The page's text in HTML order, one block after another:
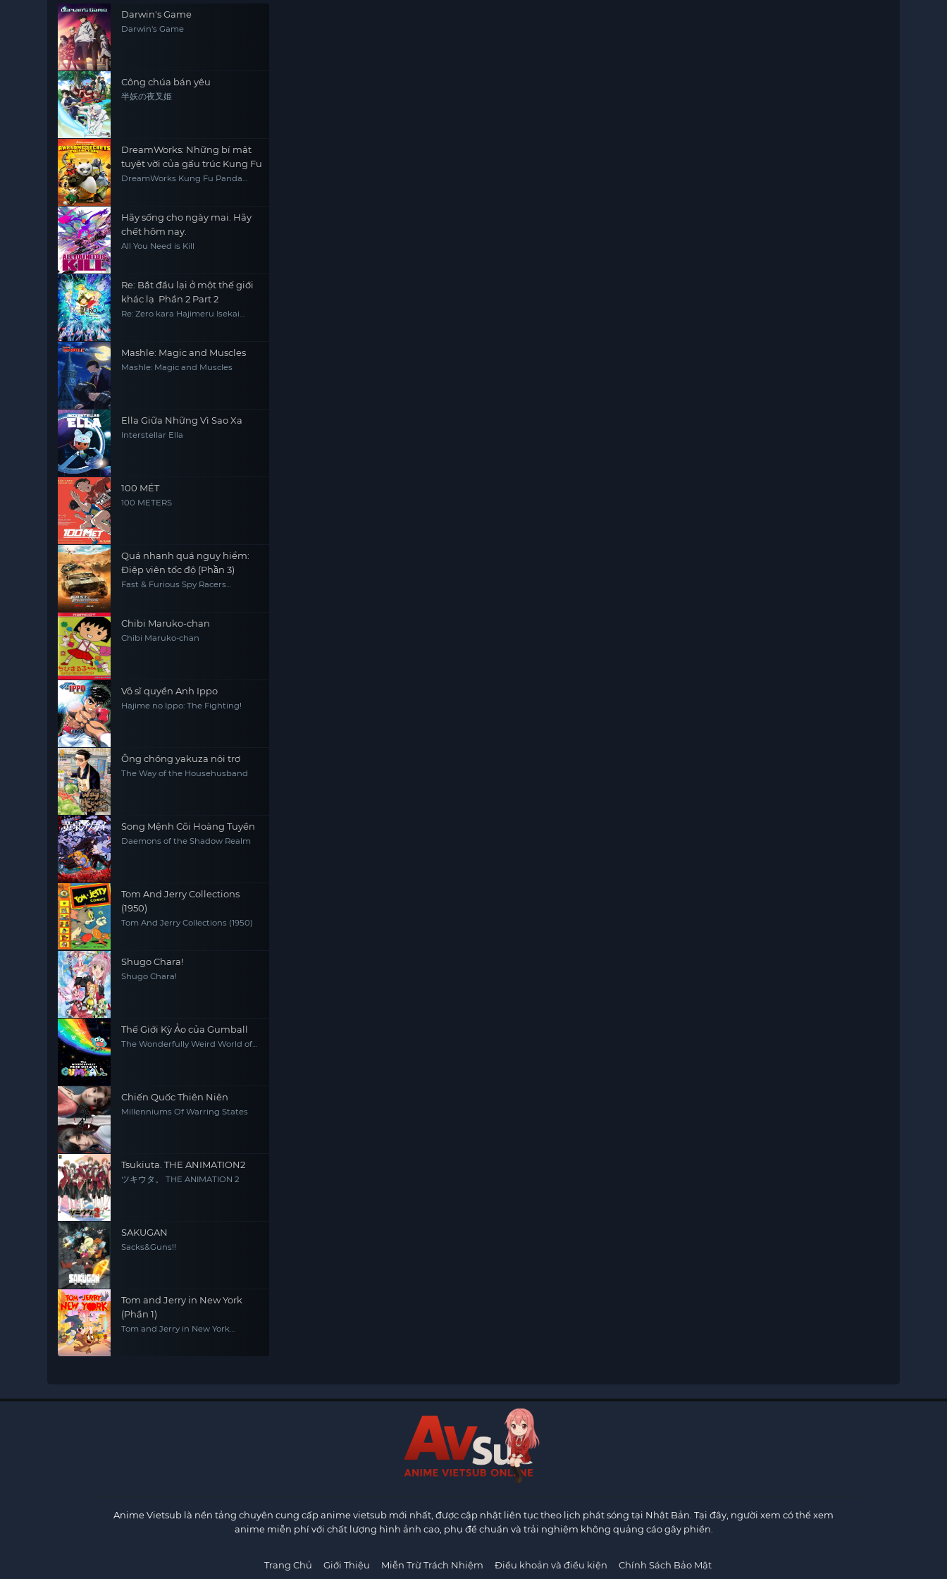
Darwin's Game
Darwin's Game
Công chúa bán yêu
半妖の夜叉姫
DreamWorks: Những bí mật
tuyệt vời của gấu trúc Kung Fu
DreamWorks Kung Fu Panda
Hãy sống cho ngày mai. Hãy
chết hôm nay.
All You Need is Kill
Re: Bắt đầu lại ở một thế giới
khác lạ Phần 2 Part 2
Re: Zero kara Hajimeru Isekai
Mashle: Magic and Muscles
Mashle: Magic and Muscles
Ella Giữa Những Vì Sao Xa
Interstellar Ella
100 MÉT
100 METERS
Quá nhanh quá nguy hiểm:
Điệp viên tốc độ (Phần 3)
Fast & Furious Spy Racers
Chibi Maruko-chan
Chibi Maruko-chan
Võ sĩ quyền Anh Ippo
Hajime no Ippo: The Fighting!
Ông chồng yakuza nội trợ
The Way of the Househusband
Song Mệnh Cõi Hoàng Tuyền
Daemons of the Shadow Realm
Tom And Jerry Collections
(1950)
Tom And Jerry Collections (1950)
Shugo Chara!
Shugo Chara!
Thế Giới Kỳ Ảo của Gumball
The Wonderfully Weird World of
Chiến Quốc Thiên Niên
Millenniums Of Warring States
Tsukiuta. THE ANIMATION2
ツキウタ。 THE ANIMATION 2
SAKUGAN
Sacks&Guns!!
Tom and Jerry in New York
(Phần 1)
Tom and Jerry in New York
Anime Vietsub là nền tảng chuyên cung cấp anime vietsub mới nhất, được cập nhật liên tục theo lịch phát sóng tại Nhật Bản. Tại đây, người xem có thể xem
anime miễn phí với chất lượng hình ảnh cao, phụ đề chuẩn và trải nghiệm không quảng cáo gây phiền.
Trang Chủ Giới Thiệu Miễn Trừ Trách Nhiệm Điều khoản và điều kiện Chính Sách Bảo Mật